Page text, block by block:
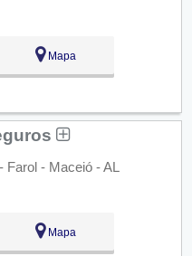
Mapa
- Maceió - AL
Mapa